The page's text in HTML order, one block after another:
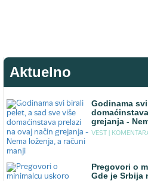
Aktuelno
Godinama
grejanja -
VEST |
Pregovori o
Gde je Srbija